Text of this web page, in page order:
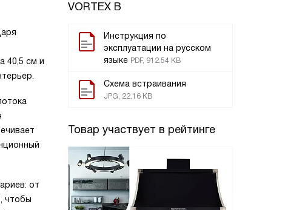
VORTEX B
Инструкция по
эксплуатации на русском
языке PDF, 912.54 KB
Схема встраивания
JPG, 22.16 KB
Товар участвует в рейтинге
40,5 см и
от
чтобы